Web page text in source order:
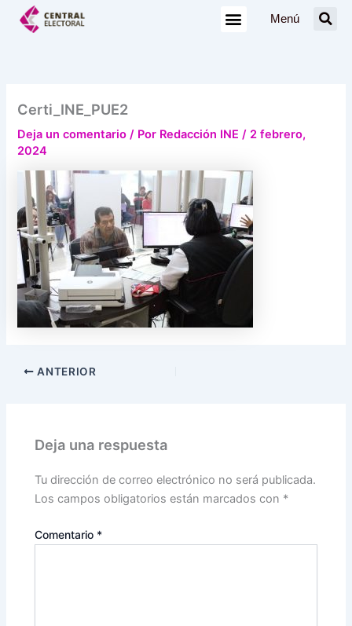
Menú
Certi_INE_PUE2
Deja un comentario / Por Redacción INE/ 2 febrero,
2024
ANTERIOR
Deja una respuesta
Tu dirección de correo electrónico no será publicada.
Los campos obligatorios están marcados con *
Comentario *